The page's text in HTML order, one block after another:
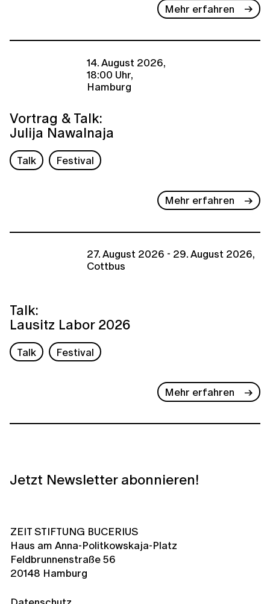
Mehr erfahren
14. August 2026,
18:00 Uhr,
Hamburg
Vortrag & Talk:
Julija Nawalnaja
Talk Festival
Mehr erfahren
27. August 2026 - 29. August 2026,
Cottbus
Talk:
Lausitz Labor 2026
Talk Festival
Mehr erfahren
Jetzt Newsletter abonnieren!
ZEIT STIFTUNG BUCERIUS
Haus am Anna-Politkowskaja-Platz
Feldbrunnenstraße 56
20148 Hamburg